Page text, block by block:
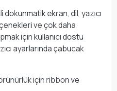
ekran, dil, yazıcı
ve çok daha
için kullanıcı dostu
ayarlarında çabucak
için ribbon ve